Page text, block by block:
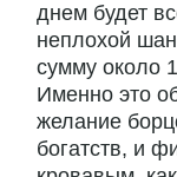
днем будет
неплохой
сумму около
Именно это
желание
богатств, и